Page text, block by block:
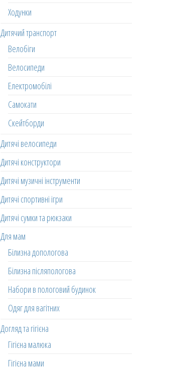
Ходунки
Дитячий транспорт
Велобіги
Велосипеди
Електромобілі
Самокати
Скейтборди
Дитячі велосипеди
Дитячі конструктори
Дитячі музичні інструменти
Дитячі спортивні ігри
Дитячі сумки та рюкзаки
Для мам
Білизна допологова
Білизна післяпологова
Набори в пологовий будинок
Одяг для вагітних
Догляд та гігієна
Гігієна малюка
Гігієна мами